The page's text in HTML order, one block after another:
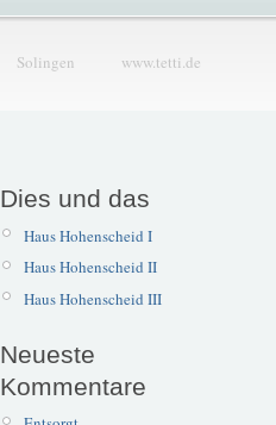
Solingen www.tetti.de
Dies und das
Haus Hohenscheid I
Haus Hohenscheid II
Haus Hohenscheid III
Neueste
Kommentare